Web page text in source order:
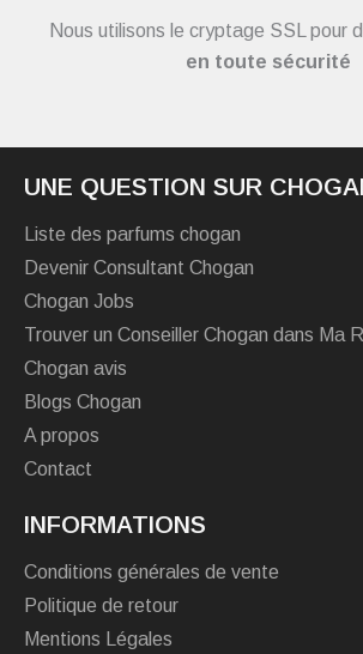
Nous utilisons le cryptage SSL pour
en toute sécurité
UNE QUESTION SUR
Liste des parfums chogan
Devenir Consultant Chogan
Chogan Jobs
Trouver un Conseiller Chogan dans Ma
Chogan avis
Blogs Chogan
A propos
Contact
INFORMATIONS
Conditions générales de vente
Politique de retour
Mentions Légales